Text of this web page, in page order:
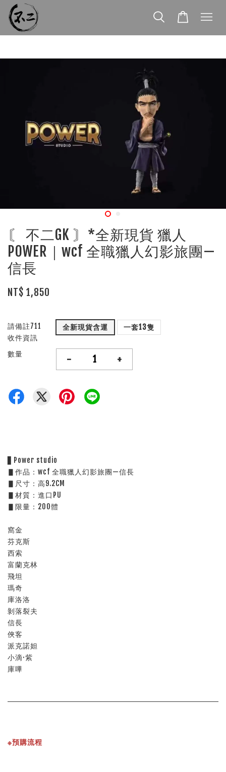
〘 不二GK 〙*全新現貨 獵人
POWER｜wcf 全職獵人幻影旅團—
信長
NT$ 1,850
請備註711
收件資訊
全新現貨含運 一套13隻
數量 - +
▋Power studio
▋作品：wcf 全職獵人幻影旅團—信長
▋尺寸：高9.2CM
▋材質：進口PU
▋限量：200體
窩金
芬克斯
西索
富蘭克林
飛坦
瑪奇
庫洛洛
剝落裂夫
信長
俠客
派克諾妲
小滴·紫
庫嗶
※預購流程